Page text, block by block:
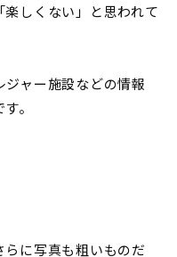
しくない」と思われて
ャー施設などの情報
。
に写真も粗いものだ